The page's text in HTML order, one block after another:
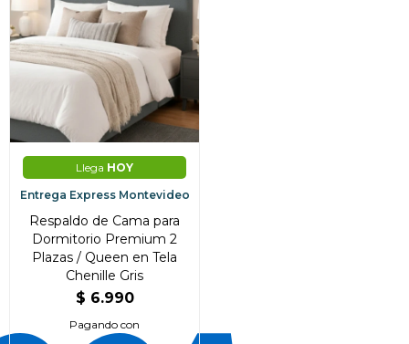
Llega HOY
Entrega Express Montevideo
Respaldo de Cama para
Dormitorio Premium 2
Plazas / Queen en Tela
Chenille Gris
$ 6.990
Pagando con
¡Sumate a la forma más ágil de
12 cuotas * ¡Solo con tu cédula!